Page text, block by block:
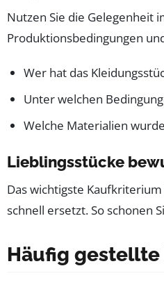
Nutzen Sie die Gelegenheit
Produktionsbedingungen
Wer hat das
Unter welchen
Welche Materialien
Lieblingsstücke
Das wichtigste
schnell ersetzt. So schonen
Häufig gestellte